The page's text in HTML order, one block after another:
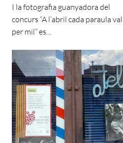
I la fotografia guanyadora del
concurs “A l’abril cada paraula val
per mil” es…